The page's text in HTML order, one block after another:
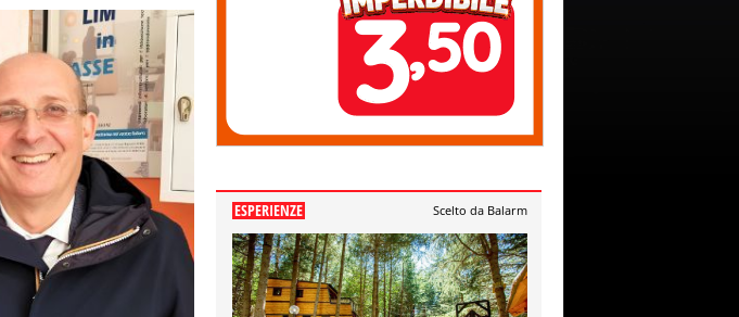
ESPERIENZE Scelto da Balarm